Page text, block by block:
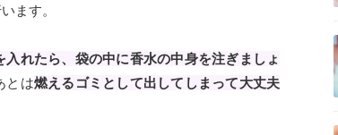
ます。
れたら、袋の中に香水の中身を注ぎましょ
とは燃えるゴミとして出してしまって大丈夫